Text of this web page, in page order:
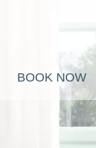
BOOK NOW